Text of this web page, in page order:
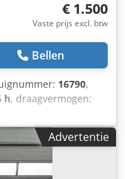
€ 1.500
Vaste prijs excl. btw
Bellen
16790,
h, draagvermogen:
overig,
24 V,
98143438
24V 2PzS 250Ah
Advertentie